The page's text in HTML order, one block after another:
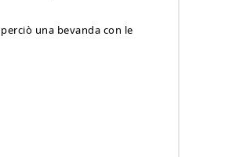
una bevanda con le